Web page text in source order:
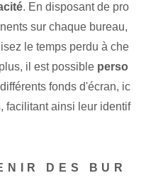
. En disposant de pro
‌sur chaque bureau,
le ⁣temps perdu à che
⁢il est possible perso
fonds d'écran, ic
facilitant ainsi leur identif
DES BUR